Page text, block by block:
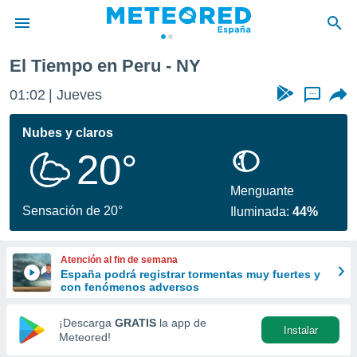
de
por
se
calidad.
a este
las
y
forma
digital
basada
El Tiempo en Peru - NY
01:02 Jueves ...
Nubes y claros
20°
Sensación de 20°
Menguante
Iluminada:44%
Atención al fin de semana
España podrá registrar tormentas muy fuertes y
con fenómenos adversos
¡Descarga GRATIS la app de
Meteored!
Instalar